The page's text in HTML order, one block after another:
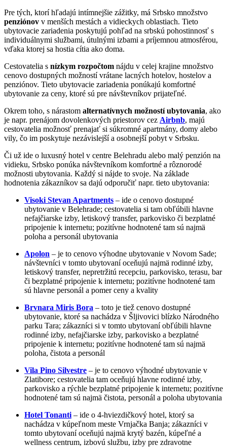
Pre tých, ktorí hľadajú intímnejšie zážitky, má Srbsko množstvo
penziónov v menších mestách a vidieckych oblastiach. Tieto
ubytovacie zariadenia poskytujú pohľad na srbskú pohostinnosť s
individuálnymi službami, útulnými izbami a príjemnou atmosférou,
vďaka ktorej sa hostia cítia ako doma.
Cestovatelia s nízkym rozpočtom nájdu v celej krajine množstvo
cenovo dostupných možností vrátane lacných hotelov, hostelov a
penziónov. Tieto ubytovacie zariadenia ponúkajú komfortné
ubytovanie za ceny, ktoré sú pre návštevníkov prijateľné.
Okrem toho, s nárastom alternatívnych možností ubytovania, ako
je napr. prenájom dovolenkových priestorov cez Airbnb, majú
cestovatelia možnosť prenajať si súkromné apartmány, domy alebo
vily, čo im poskytuje nezávislejší a osobnejší pobyt v Srbsku.
Či už ide o luxusný hotel v centre Belehradu alebo malý penzión na
vidieku, Srbsko ponúka návštevníkom komfortné a rôznorodé
možnosti ubytovania. Každý si nájde to svoje. Na základe
hodnotenia zákazníkov sa dajú odporučiť napr. tieto ubytovania:
Visoki Stevan Apartments – ide o cenovo dostupné
ubytovanie v Belehrade; cestovatelia si tam obľúbili hlavne
nefajčiarske izby, letiskový transfer, parkovisko či bezplatné
pripojenie k internetu; pozitívne hodnotené tam sú najmä
poloha a personál ubytovania
Apolon – je to cenovo výhodne ubytovanie v Novom Sade;
návštevníci v tomto ubytovaní oceňujú najmä rodinné izby,
letiskový transfer, nepretržitú recepciu, parkovisko, terasu, bar
či bezplatné pripojenie k internetu; pozitívne hodnotené tam
sú hlavne personál a pomer ceny a kvality
Brvnara Miris Bora – toto je tiež cenovo dostupné
ubytovanie, ktoré sa nachádza v Šljivovici blízko Národného
parku Tara; zákazníci si v tomto ubytovaní obľúbili hlavne
rodinné izby, nefajčiarske izby, parkovisko a bezplatné
pripojenie k internetu; pozitívne hodnotené tam sú najmä
poloha, čistota a personál
Vila Pino Silvestre – je to cenovo výhodné ubytovanie v
Zlatibore; cestovatelia tam oceňujú hlavne rodinné izby,
parkovisko a rýchle bezplatné pripojenie k internetu; pozitívne
hodnotené tam sú najmä čistota, personál a poloha ubytovania
Hotel Tonanti – ide o 4-hviezdičkový hotel, ktorý sa
nachádza v kúpeľnom meste Vrnjačka Banja; zákazníci v
tomto ubytovaní oceňujú najmä krytý bazén, kúpeľné a
wellness centrum, izbovú službu, izby pre zdravotne